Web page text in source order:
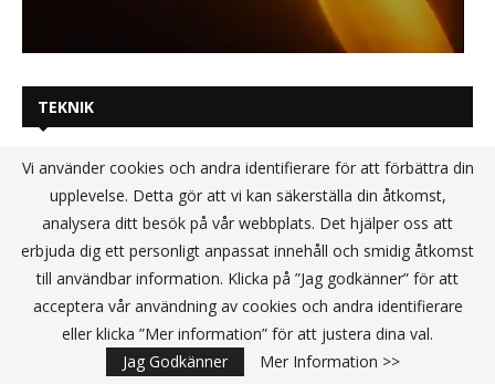
TEKNIK
Vi använder cookies och andra identifierare för att förbättra din
upplevelse. Detta gör att vi kan säkerställa din åtkomst,
analysera ditt besök på vår webbplats. Det hjälper oss att
erbjuda dig ett personligt anpassat innehåll och smidig åtkomst
till användbar information. Klicka på ”Jag godkänner” för att
acceptera vår användning av cookies och andra identifierare
eller klicka ”Mer information” för att justera dina val.
Jag Godkänner
Mer Information >>